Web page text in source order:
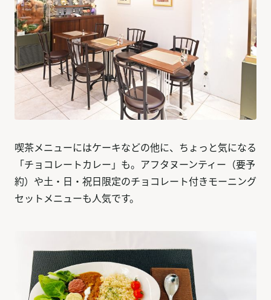
喫茶メニューにはケーキなどの他に、ちょっと気になる
「チョコレートカレー」も。アフタヌーンティー（要予
約）や土・日・祝日限定のチョコレート付きモーニング
セットメニューも人気です。